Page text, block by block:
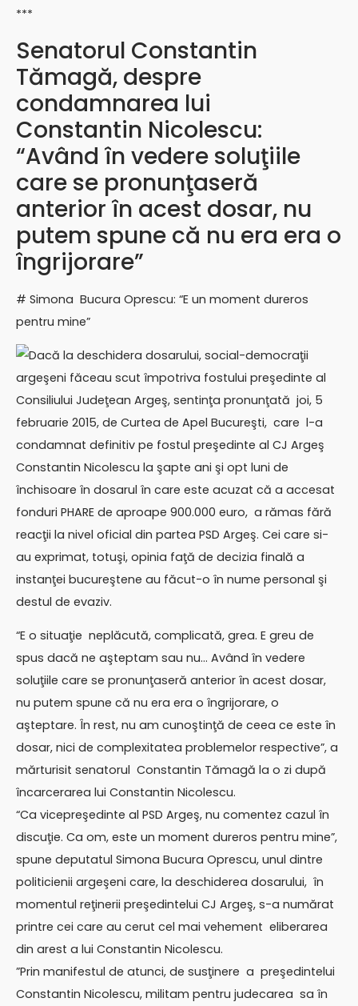
***
Senatorul Constantin
Tămagă, despre
condamnarea lui
Constantin Nicolescu:
“Având în vedere soluţiile
care se pronunţaseră
anterior în acest dosar, nu
putem spune că nu era era o
îngrijorare”
# Simona Bucura Oprescu: “E un moment dureros
pentru mine”
Dacă la deschidera dosarului, social-democraţii
argeşeni făceau scut împotriva fostului preşedinte al
Consiliului Judeţean Argeş, sentinţa pronunţată joi, 5
februarie 2015, de Curtea de Apel Bucureşti, care l-a
condamnat definitiv pe fostul preşedinte al CJ Argeş
Constantin Nicolescu la şapte ani şi opt luni de
închisoare în dosarul în care este acuzat că a accesat
fonduri PHARE de aproape 900.000 euro, a rămas fără
reacţii la nivel oficial din partea PSD Argeş. Cei care si-
au exprimat, totuşi, opinia faţă de decizia finală a
instanţei bucureştene au făcut-o în nume personal şi
destul de evaziv.
“E o situaţie neplăcută, complicată, grea. E greu de
spus dacă ne aşteptam sau nu… Având în vedere
soluţiile care se pronunţaseră anterior în acest dosar,
nu putem spune că nu era era o îngrijorare, o
aşteptare. În rest, nu am cunoştinţă de ceea ce este în
dosar, nici de complexitatea problemelor respective”, a
mărturisit senatorul Constantin Tămagă la o zi după
încarcerarea lui Constantin Nicolescu.
“Ca vicepreşedinte al PSD Argeş, nu comentez cazul în
discuţie. Ca om, este un moment dureros pentru mine”,
spune deputatul Simona Bucura Oprescu, unul dintre
politicienii argeşeni care, la deschiderea dosarului, în
momentul reţinerii preşedintelui CJ Argeş, s-a numărat
printre cei care au cerut cel mai vehement eliberarea
din arest a lui Constantin Nicolescu.
”Prin manifestul de atunci, de susţinere a preşedintelui
Constantin Nicolescu, militam pentru judecarea sa în